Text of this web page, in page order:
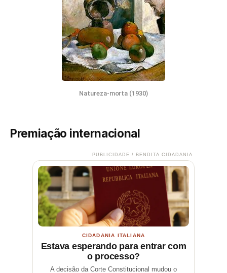
Natureza-morta (1930)
Premiação internacional
PUBLICIDADE / BENDITA CIDADANIA
CIDADANIA ITALIANA
Estava esperando para entrar com
o processo?
A decisão da Corte Constitucional mudou o